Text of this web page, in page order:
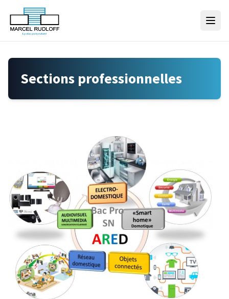
Skip to content
Sections professionnelles